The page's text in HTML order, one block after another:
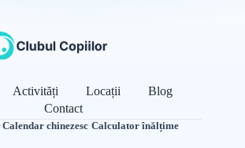
Activități Locații
Blog
Contact
·Calendar chinezesc·Calculator înălțime